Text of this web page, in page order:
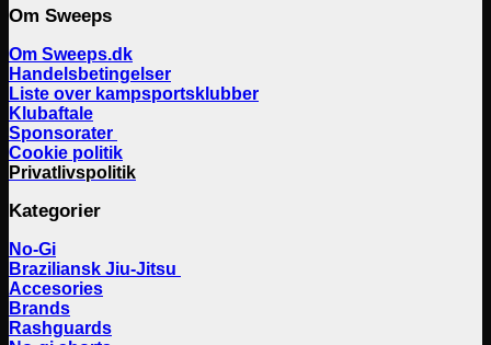
Om Sweeps
Om Sweeps.dk
Handelsbetingelser
Liste over kampsportsklubber
Klubaftale
Sponsorater
Cookie politik
Privatlivspolitik
Kategorier
No-Gi
Braziliansk Jiu-Jitsu
Accesories
Brands
Rashguards